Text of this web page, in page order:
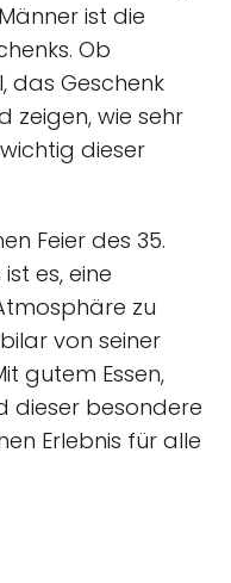
ist die
Ob
das Geschenk
zeigen, wie sehr
dieser
Feier des 35.
es, eine
zu
von seiner
gutem Essen,
dieser besondere
Erlebnis für alle